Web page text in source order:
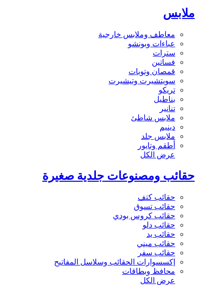
ملابس
معاطف وملابس خارجية
عباءات وبونشو
سترات
فساتين
قمصان وتوبات
سويتشيرت وتيشيرت
تريكو
بناطيل
تنانير
ملابس شاطئ
دينيم
ملابس جلد
أطقم وتايور
عرض الكل
حقائب ومصنوعات جلدية صغيرة
حقائب كتف
حقائب تسوق
حقائب كروس بودي
حقائب دلو
حقائب يد
حقائب ميني
حقائب سفر
إكسسوارات الحقائب وسلاسل المفاتيح
محافظ وبطاقات
عرض الكل